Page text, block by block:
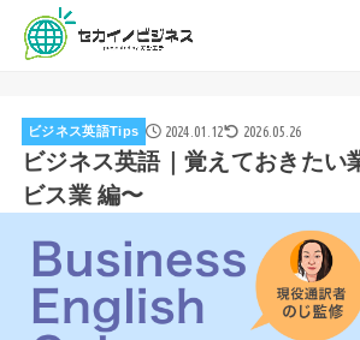
ビジネス英語Tips 2024.01.12 2026.05.26
ビジネス英語｜覚えておきたい
ビス業 編〜